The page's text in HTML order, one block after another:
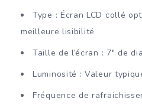
Type : Écran LCD collé
meilleure lisibilité
Taille de l’écran : 7″ de
Luminosité : Valeur
Fréquence de